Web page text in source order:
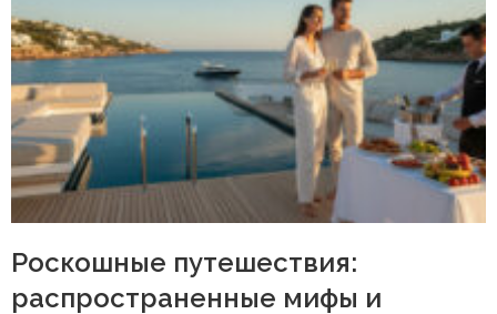
Роскошные путешествия:
распространенные мифы и